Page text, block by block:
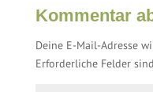
Kommentar
Deine E-Mail-Adresse
Erforderliche Felder